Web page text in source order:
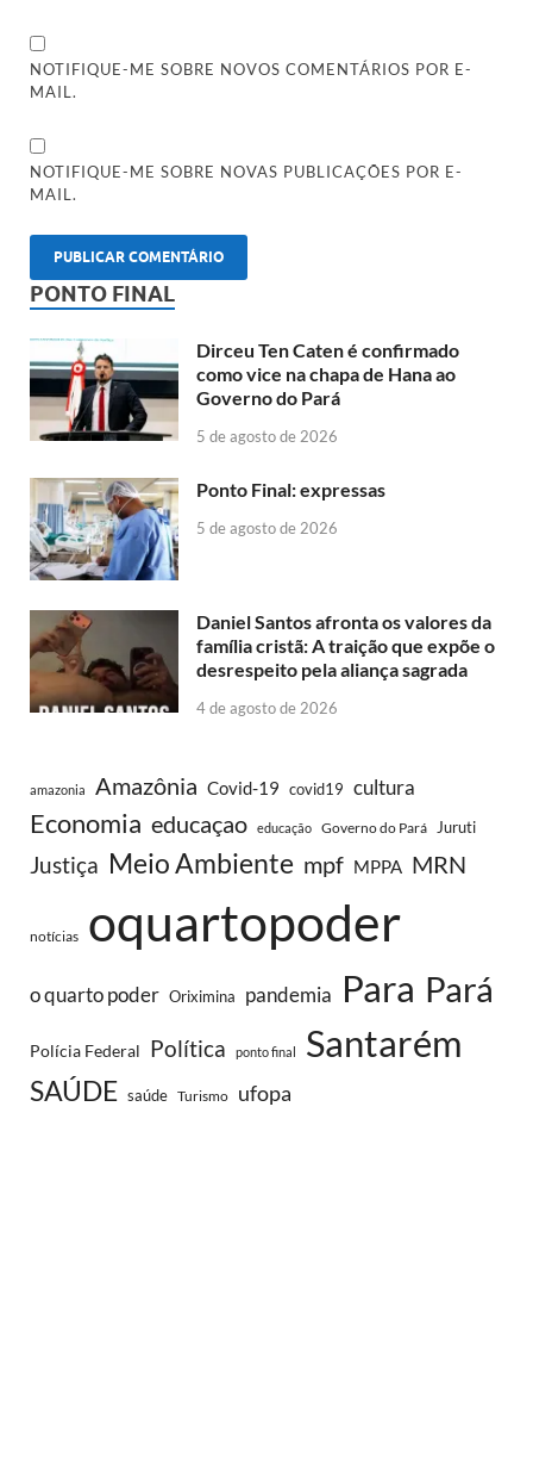
NOTIFIQUE-ME SOBRE NOVOS COMENTÁRIOS POR E-
MAIL.
NOTIFIQUE-ME SOBRE NOVAS PUBLICAÇÕES POR E-
MAIL.
PONTO FINAL
Dirceu Ten Caten é confirmado
como vice na chapa de Hana ao
Governo do Pará
5 de agosto de 2026
Ponto Final: expressas
5 de agosto de 2026
Daniel Santos afronta os valores da
família cristã: A traição que expõe o
desrespeito pela aliança sagrada
4 de agosto de 2026
amazonia Amazônia Covid-19 covid19 cultura
Economia educaçao educação Governo do Pará Juruti
Justiça Meio Ambiente mpf MPPA MRN
notícias oquartopoder
o quarto poder Oriximina pandemia Para Pará
Polícia Federal Política ponto final Santarém
SAÚDE saúde Turismo ufopa